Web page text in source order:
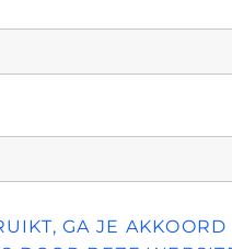
GA JE AKKOORD